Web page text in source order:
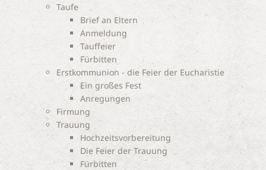
Taufe
Brief an Eltern
Anmeldung
Tauffeier
Fürbitten
Erstkommunion - die Feier der Eucharistie
Ein großes Fest
Anregungen
Firmung
Trauung
Hochzeitsvorbereitung
Die Feier der Trauung
Fürbitten